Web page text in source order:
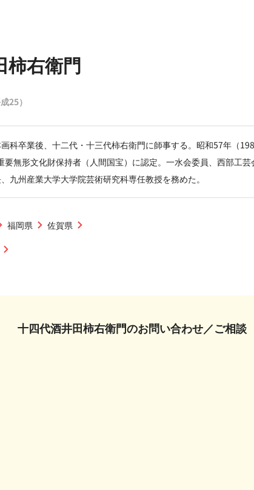
柿右衛門
25）
科卒業後、十二代・十三代柿右衛門に師事する。昭和57年（
無形文化財保持者（人間国宝）に認定。一水会委員、西部工
九州産業大学大学院芸術研究科専任教授を務めた。
福岡県
佐賀県
十四代酒井田柿右衛門のお問い合わせ／ご相談